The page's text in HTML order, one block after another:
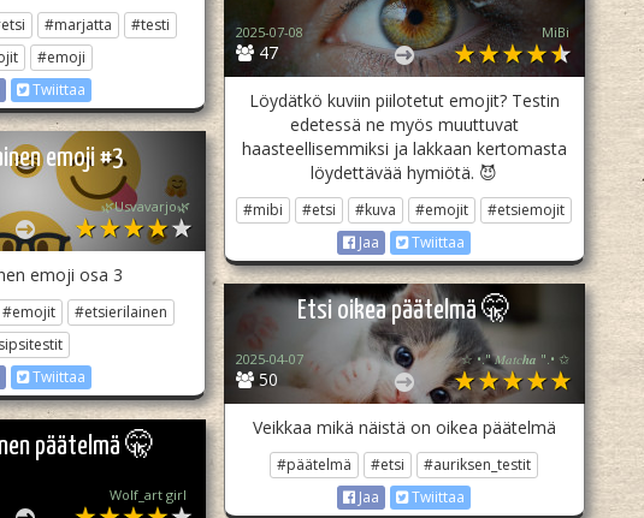
#marjatta
#testi
#emoji
Twiittaa
47
2025-07-08 MiBi
Löydätkö kuviin piilotetut emojit? Testin
edetessä ne myös muuttuvat
haasteellisemmiksi ja lakkaan kertomasta
löydettävää hymiötä. 😈
#mibi #etsi #kuva #emojit
#etsiemojit
Jaa
Twiittaa
emoji #3
🌿Usvavarjo🌿
emoji osa 3
#emojit
#etsierilainen
Twiittaa
Etsi oikea päätelmä 🤫
50
2025-04-07 ☆ •." 𝑀𝑎𝑡𝑐𝒉𝒂 ".• ✩
Veikkaa mikä näistä on oikea päätelmä
#päätelmä #etsi
#auriksen_testit
Jaa
Twiittaa
päätelmä 🤫
Wolf_art girl ‎